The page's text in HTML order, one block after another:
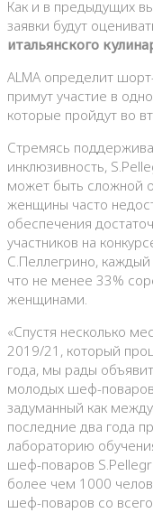
Как и в предыдущих
заявки будут
итальянского
ALMA определит
примут участие в
которые пройдут во
Стремясь
инклюзивность,
может быть сложной
женщины часто
обеспечения
участников на
С.Пеллегрино, каждый
что не менее 33%
женщинами.
«Спустя несколько
2019/21, который
года, мы рады
молодых шеф-поваров
задуманный как
последние два года
лабораторию
шеф-поваров
более чем 1000
шеф-поваров со